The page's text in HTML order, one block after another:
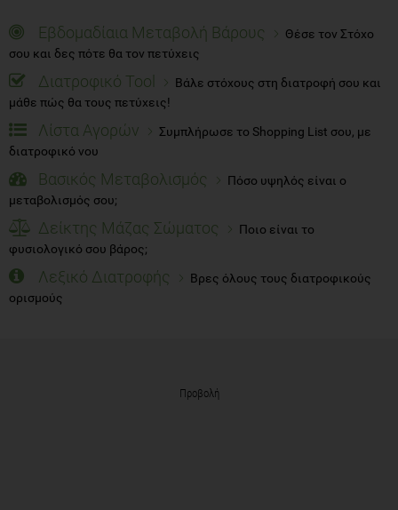
Εβδομαδίαια Μεταβολή Βάρους
Θέσε τον Στόχο
σου και δες πότε θα τον πετύχεις
Διατροφικό Tool
Βάλε στόχους στη διατροφή σου και
μάθε πώς θα τους πετύχεις!
Λίστα Αγορών
Συμπλήρωσε το Shopping List σου, με
διατροφικό νου
Βασικός Μεταβολισμός
Πόσο υψηλός είναι ο
μεταβολισμός σου;
Δείκτης Μάζας Σώματος
Ποιο είναι το
φυσιολογικό σου βάρος;
Λεξικό Διατροφής
Βρες όλους τους διατροφικούς
ορισμούς
Προβολή